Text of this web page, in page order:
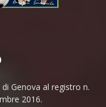
Genova al registro n.
2016.